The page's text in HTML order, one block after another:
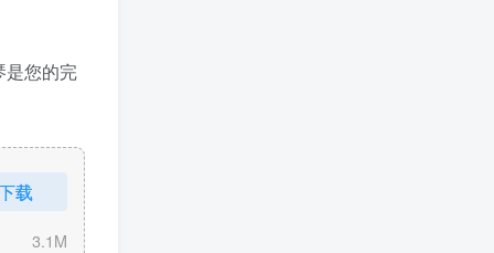
是您的完
载
3.1M